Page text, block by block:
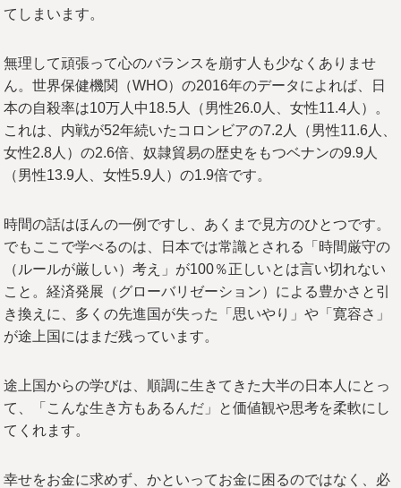
てしまいます。
無理して頑張って心のバランスを崩す人も少なくありませ
ん。世界保健機関（WHO）の2016年のデータによれば、日
本の自殺率は10万人中18.5人（男性26.0人、女性11.4人）。
これは、内戦が52年続いたコロンビアの7.2人（男性11.6人、
女性2.8人）の2.6倍、奴隷貿易の歴史をもつベナンの9.9人
（男性13.9人、女性5.9人）の1.9倍です。
時間の話はほんの一例ですし、あくまで見方のひとつです。
でもここで学べるのは、日本では常識とされる「時間厳守の
（ルールが厳しい）考え」が100％正しいとは言い切れない
こと。経済発展（グローバリゼーション）による豊かさと引
き換えに、多くの先進国が失った「思いやり」や「寛容さ」
が途上国にはまだ残っています。
途上国からの学びは、順調に生きてきた大半の日本人にとっ
て、「こんな生き方もあるんだ」と価値観や思考を柔軟にし
てくれます。
幸せをお金に求めず、かといってお金に困るのではなく、必